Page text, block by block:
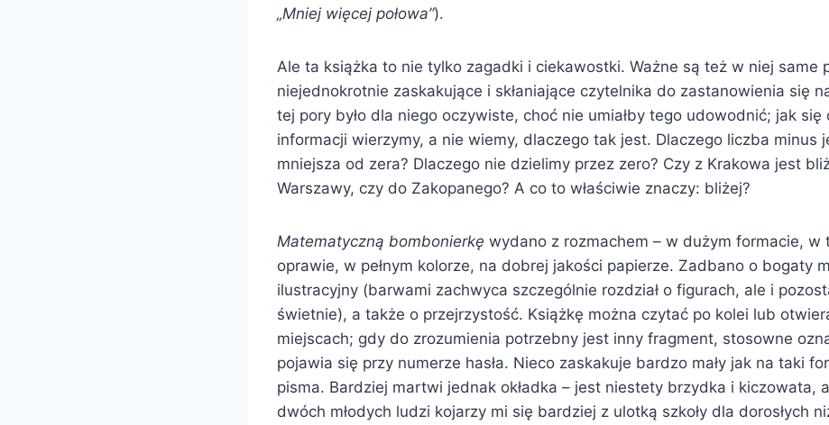
„Mniej więcej połowa”).
Ale ta książka to nie tylko zagadki i ciekawostki. Ważne są też w niej same
niejednokrotnie zaskakujące i skłaniające czytelnika do zastanowienia się
tej pory było dla niego oczywiste, choć nie umiałby tego udowodnić; jak się
informacji wierzymy, a nie wiemy, dlaczego tak jest. Dlaczego liczba minus
mniejsza od zera? Dlaczego nie dzielimy przez zero? Czy z Krakowa jest
Warszawy, czy do Zakopanego? A co to właściwie znaczy: bliżej?
Matematyczną bombonierkę wydano z rozmachem – w dużym formacie, w
oprawie, w pełnym kolorze, na dobrej jakości papierze. Zadbano o bogaty
ilustracyjny (barwami zachwyca szczególnie rozdział o figurach, ale i
świetnie), a także o przejrzystość. Książkę można czytać po kolei lub
miejscach; gdy do zrozumienia potrzebny jest inny fragment, stosowne
pojawia się przy numerze hasła. Nieco zaskakuje bardzo mały jak na taki
pisma. Bardziej martwi jednak okładka – jest niestety brzydka i kiczowata,
dwóch młodych ludzi kojarzy mi się bardziej z ulotką szkoły dla dorosłych